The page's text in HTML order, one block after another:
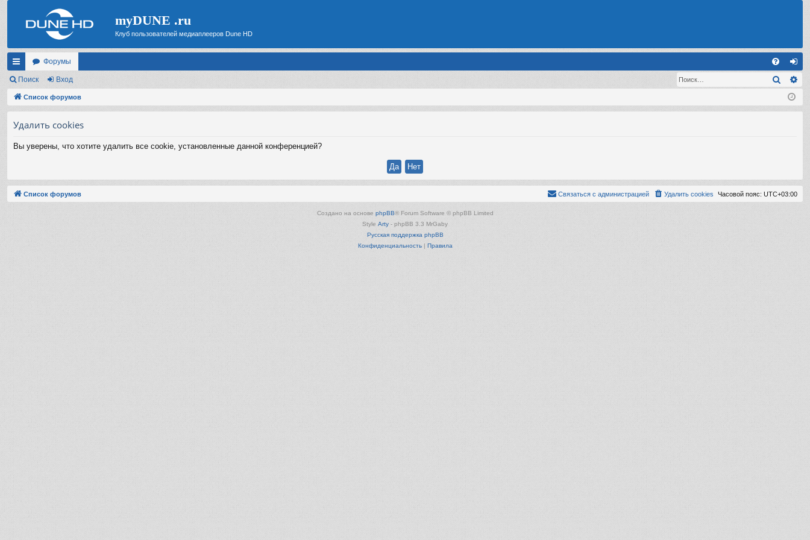
myDUNE .ru
Клуб пользователей медиаплееров Dune HD
с
ы
Форумы
FA хо
д
Поиск Вход Поиск
Список форумов
Удалить cookies
Вы уверены, что хотите удалить все cookie, установленные данной конференцией?
Список форумов Часовой пояс: UTC+03:00
Удалить cookies
Связаться с администрацией
Создано на основе phpBB® Forum Software © phpBB Limited
Style Arty - phpBB 3.3 MrGaby
Русская поддержка phpBB
Конфиденциальность| Правила